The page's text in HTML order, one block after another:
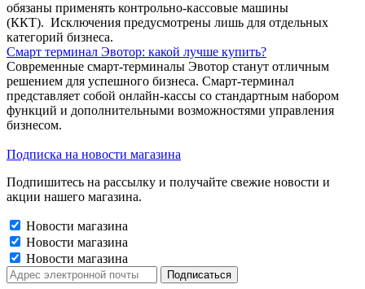
обязаны применять контрольно-кассовые машины
(ККТ). Исключения предусмотрены лишь для отдельных
категорий бизнеса.
Смарт терминал Эвотор: какой лучше купить?
Современные смарт-терминалы Эвотор станут отличным
решением для успешного бизнеса. Смарт-терминал
представляет собой онлайн-кассы со стандартным набором
функций и дополнительными возможностями управления
бизнесом.
Подписка на новости магазина
Подпишитесь на рассылку и получайте свежие новости и
акции нашего магазина.
Новости магазина
Новости магазина
Новости магазина